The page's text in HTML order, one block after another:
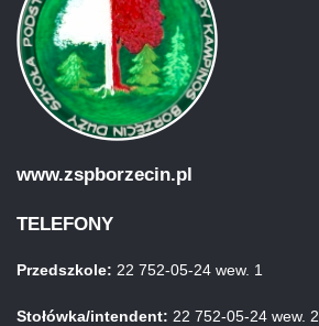
www.zspborzecin.pl
TELEFONY
Przedszkole: 22 752-05-24 wew. 1
Stołówka/intendent: 22 752-05-24 wew. 2